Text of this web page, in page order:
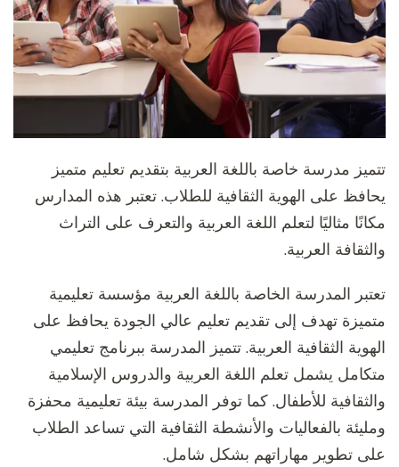
تتميز مدرسة خاصة باللغة العربية بتقديم تعليم متميز
يحافظ على الهوية الثقافية للطلاب. تعتبر هذه المدارس
مكانًا مثاليًا لتعلم اللغة العربية والتعرف على التراث
والثقافة العربية.
تعتبر المدرسة الخاصة باللغة العربية مؤسسة تعليمية
متميزة تهدف إلى تقديم تعليم عالي الجودة يحافظ على
الهوية الثقافية العربية. تتميز المدرسة ببرنامج تعليمي
متكامل يشمل تعلم اللغة العربية والدروس الإسلامية
والثقافية للأطفال. كما توفر المدرسة بيئة تعليمية محفزة
ومليئة بالفعاليات والأنشطة الثقافية التي تساعد الطلاب
على تطوير مهاراتهم بشكل شامل.